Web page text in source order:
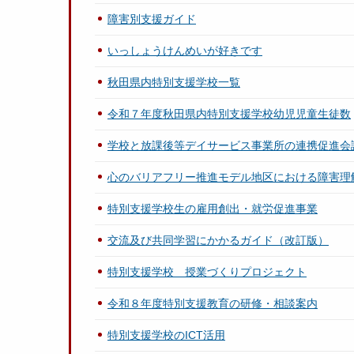
障害別支援ガイド
いっしょうけんめいが好きです
秋田県内特別支援学校一覧
令和７年度秋田県内特別支援学校幼児児童生徒数
学校と放課後等デイサービス事業所の連携促進会
心のバリアフリー推進モデル地区における障害
特別支援学校生の雇用創出・就労促進事業
交流及び共同学習にかかるガイド（改訂版）
特別支援学校 授業づくりプロジェクト
令和８年度特別支援教育の研修・相談案内
特別支援学校のICT活用